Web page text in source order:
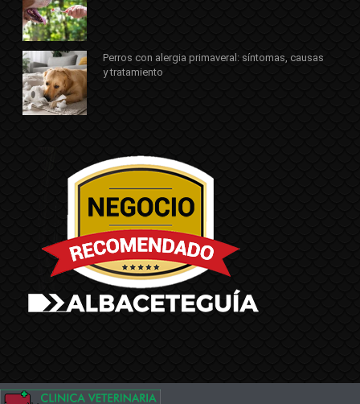
Perros con alergia primaveral: síntomas, causas
y tratamiento